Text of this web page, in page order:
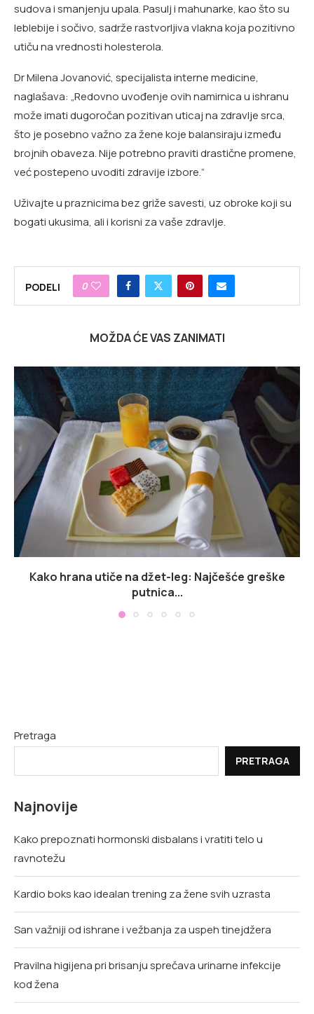
sudova i smanjenju upala. Pasulj i mahunarke, kao što su
leblebije i sočivo, sadrže rastvorljiva vlakna koja pozitivno
utiču na vrednosti holesterola.
Dr Milena Jovanović, specijalista interne medicine,
naglašava: „Redovno uvođenje ovih namirnica u ishranu
može imati dugoročan pozitivan uticaj na zdravlje srca,
što je posebno važno za žene koje balansiraju između
brojnih obaveza. Nije potrebno praviti drastične promene,
već postepeno uvoditi zdravije izbore.“
Uživajte u praznicima bez griže savesti, uz obroke koji su
bogati ukusima, ali i korisni za vaše zdravlje.
PODELI 0
MOŽDA ĆE VAS ZANIMATI
Kako hrana utiče na džet-leg: Najčešće greške
putnica...
Pretraga
PRETRAGA
Najnovije
Kako prepoznati hormonski disbalans i vratiti telo u
ravnotežu
Kardio boks kao idealan trening za žene svih uzrasta
San važniji od ishrane i vežbanja za uspeh tinejdžera
Pravilna higijena pri brisanju sprečava urinarne infekcije
kod žena